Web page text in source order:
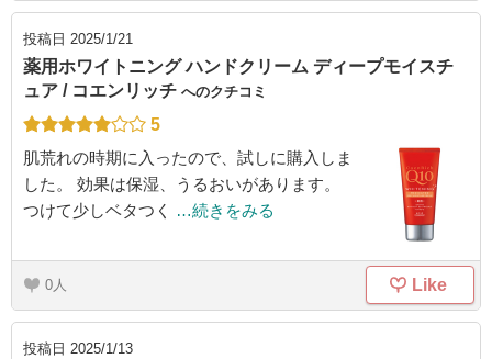
投稿日 2025/1/21
薬用ホワイトニング ハンドクリーム ディープモイスチ
ュア / コエンリッチ へのクチコミ
5
肌荒れの時期に入ったので、試しに購入しま
した。 効果は保湿、うるおいがあります。
つけて少しベタつく
…続きをみる
0 Like
投稿日 2025/1/13